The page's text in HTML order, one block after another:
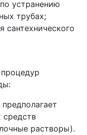
устранению
трубах;
сантехнического
средств
растворы).